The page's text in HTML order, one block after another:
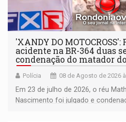
'XANDY DO
acidente na BR-364 duas
condenação do matador
Polícia 08 de Agosto de 2026
Em 23 de julho de 2026, o réu
Nascimento foi julgado e